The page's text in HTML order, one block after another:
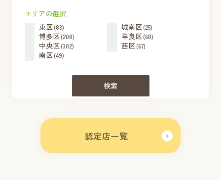
認定店一覧
エリアの選択
東区(83) 城南区(25)
博多区(208) 早良区(68)
中央区(302) 西区(67)
南区(49)
検索